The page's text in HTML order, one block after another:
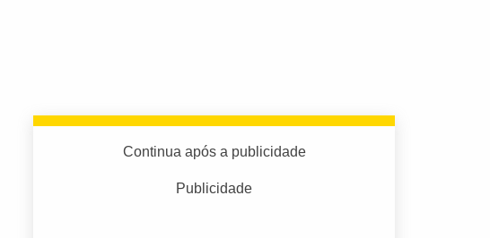
Continua após a publicidade
Publicidade